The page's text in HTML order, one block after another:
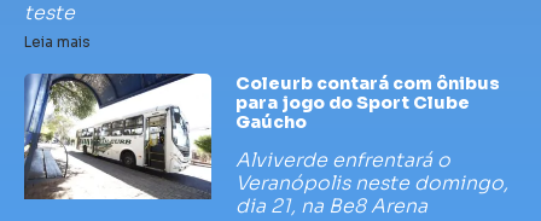
teste
Leia mais
Coleurb contará com ônibus
para jogo do Sport Clube
Gaúcho
Alviverde enfrentará o
Veranópolis neste domingo,
dia 21, na Be8 Arena